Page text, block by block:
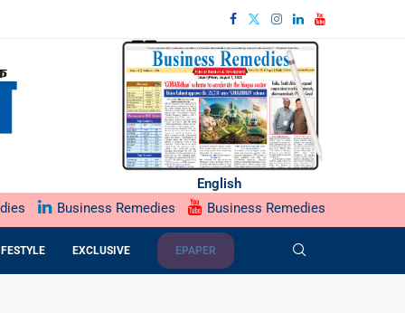
English
Business Remedies Business Remedies
EXCLUSIVE EPAPER